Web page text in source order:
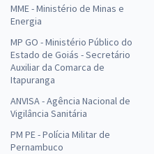
MME - Ministério de Minas e
Energia
MP GO - Ministério Público do
Estado de Goiás - Secretário
Auxiliar da Comarca de
Itapuranga
ANVISA - Agência Nacional de
Vigilância Sanitária
PM PE - Polícia Militar de
Pernambuco